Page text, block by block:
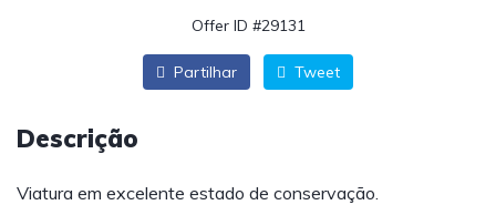
Offer ID #29131
Partilhar Tweet
Descrição
Viatura em excelente estado de conservação.